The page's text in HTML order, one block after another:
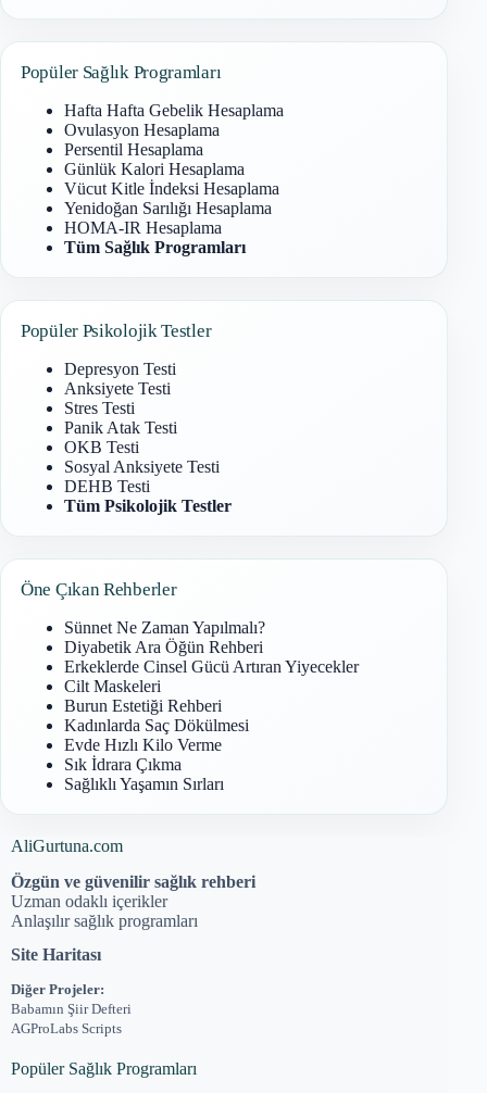
Popüler Sağlık Programları
Hafta Hafta Gebelik Hesaplama
Ovulasyon Hesaplama
Persentil Hesaplama
Günlük Kalori Hesaplama
Vücut Kitle İndeksi Hesaplama
Yenidoğan Sarılığı Hesaplama
HOMA-IR Hesaplama
Tüm Sağlık Programları
Popüler Psikolojik Testler
Depresyon Testi
Anksiyete Testi
Stres Testi
Panik Atak Testi
OKB Testi
Sosyal Anksiyete Testi
DEHB Testi
Tüm Psikolojik Testler
Öne Çıkan Rehberler
Sünnet Ne Zaman Yapılmalı?
Diyabetik Ara Öğün Rehberi
Erkeklerde Cinsel Gücü Artıran Yiyecekler
Cilt Maskeleri
Burun Estetiği Rehberi
Kadınlarda Saç Dökülmesi
Evde Hızlı Kilo Verme
Sık İdrara Çıkma
Sağlıklı Yaşamın Sırları
AliGurtuna.com
Özgün ve güvenilir sağlık rehberi
Uzman odaklı içerikler
Anlaşılır sağlık programları
Site Haritası
Diğer Projeler:
Babamın Şiir Defteri
AGProLabs Scripts
Popüler Sağlık Programları